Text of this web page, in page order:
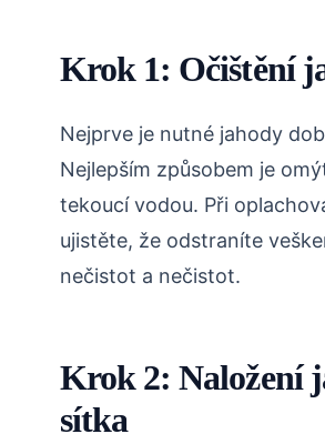
Krok 1: Očištění
Nejprve je nutné jahody
Nejlepším způsobem je
tekoucí vodou. Při
ujistěte, že odstraníte
nečistot a nečistot.
Krok 2: Naložení
sítka